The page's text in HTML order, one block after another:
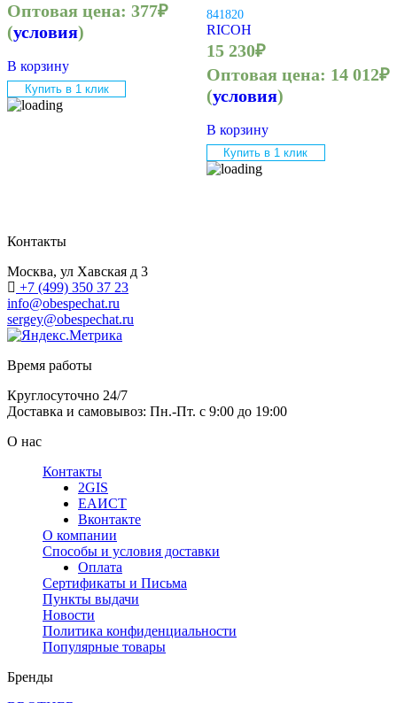
Оптовая цена: 377₽
(условия)
В корзину
Купить в 1 клик
841820
RICOH
15 230₽
Оптовая цена: 14 012₽
(условия)
В корзину
Купить в 1 клик
Контакты
Москва, ул Хавская д 3
+7 (499) 350 37 23
info@obespechat.ru
sergey@obespechat.ru
Время работы
Круглосуточно 24/7
Доставка и самовывоз: Пн.-Пт. с 9:00 до 19:00
О нас
Контакты
2GIS
ЕАИСТ
Вконтакте
О компании
Способы и условия доставки
Оплата
Сертификаты и Письма
Пункты выдачи
Новости
Политика конфиденциальности
Популярные товары
Бренды